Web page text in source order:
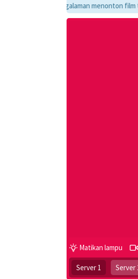
pengalaman menonton film terbaru
Matikan lampu
Server 1 Server